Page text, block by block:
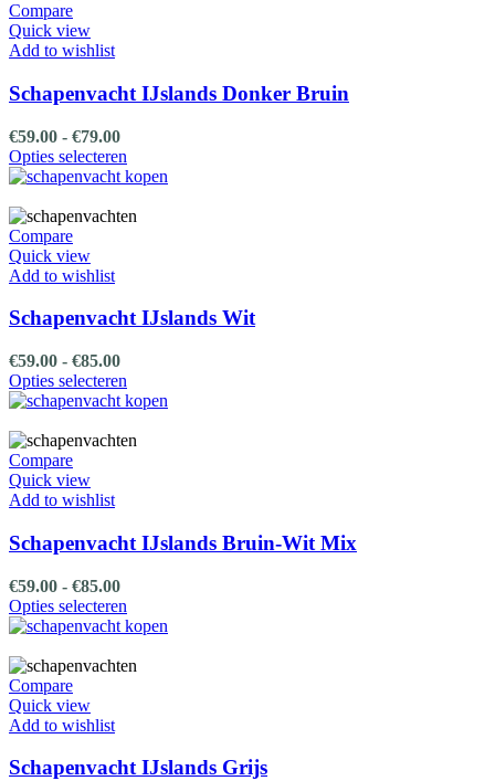
Compare
Quick view
Add to wishlist
Schapenvacht IJslands Donker Bruin
€59.00 - €79.00Prijsklasse:
€59.00
tot
Opties selecteren
product
meerdere
gekozen
productpagina
Compare
Quick view
Add to wishlist
Schapenvacht IJslands Wit
€59.00 - €85.00Prijsklasse:
€59.00
tot
Opties selecteren
product
meerdere
gekozen
worden
productpagina
Compare
Quick view
Add to wishlist
Schapenvacht IJslands Bruin-Wit Mix
€59.00 - €85.00Prijsklasse:
€59.00
tot
Opties selecteren
product
meerdere
gekozen
Compare
Quick view
Add to wishlist
Schapenvacht IJslands Grijs